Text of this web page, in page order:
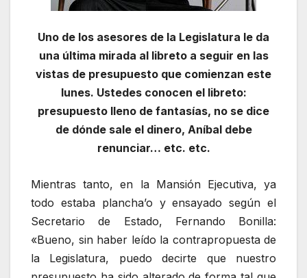
Uno de los asesores de la Legislatura le da
una última mirada al libreto a seguir en las
vistas de presupuesto que comienzan este
lunes. Ustedes conocen el libreto:
presupuesto lleno de fantasías, no se dice
de dónde sale el dinero, Aníbal debe
renunciar… etc. etc.
Mientras tanto, en la Mansión Ejecutiva, ya
todo estaba plancha’o y ensayado según el
Secretario de Estado, Fernando Bonilla:
«Bueno, sin haber leído la contrapropuesta de
la Legislatura, puedo decirte que nuestro